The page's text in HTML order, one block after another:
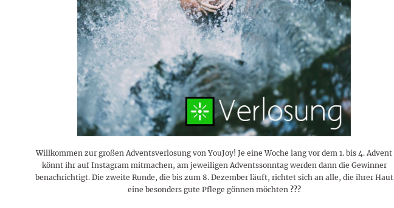
Willkommen zur großen Adventsverlosung von YouJoy! Je eine Woche lang vor dem 1. bis 4. Advent
könnt ihr auf Instagram mitmachen, am jeweiligen Adventssonntag werden dann die Gewinner
benachrichtigt. Die zweite Runde, die bis zum 8. Dezember läuft, richtet sich an alle, die ihrer Haut
eine besonders gute Pflege gönnen möchten ???